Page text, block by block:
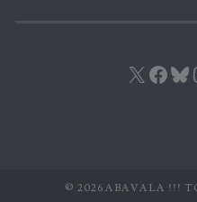
X
© 2026 ABAVALA !!!